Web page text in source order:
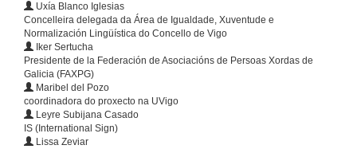
Uxía Blanco Iglesias
Concelleira delegada da Área de Igualdade, Xuventude e
Normalización Lingüística do Concello de Vigo
Iker Sertucha
Presidente de la Federación de Asociacións de Persoas Xordas de
Galicia (FAXPG)
Maribel del Pozo
coordinadora do proxecto na UVigo
Leyre Subijana Casado
IS (International Sign)
Lissa Zeviar